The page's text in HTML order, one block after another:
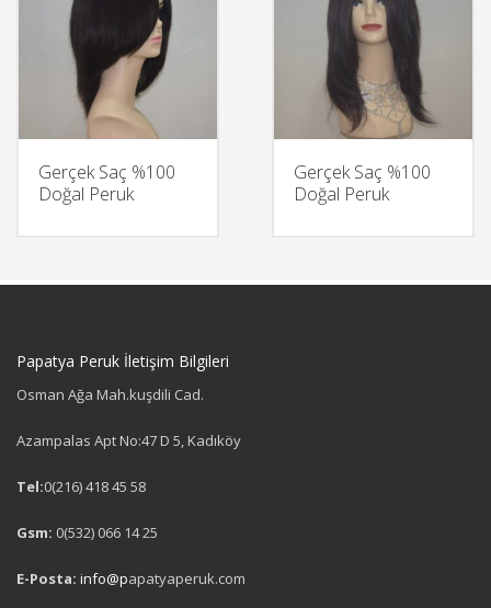
Gerçek Saç %100
Doğal Peruk
Gerçek Saç %100
Doğal Peruk
Papatya Peruk İletişim Bilgileri
Osman Ağa Mah.kuşdili Cad.
Azampalas Apt No:47 D 5, Kadıköy
Tel:0(216) 418 45 58
Gsm: 0(532) 066 14 25
E-Posta: info@papatyaperuk.com